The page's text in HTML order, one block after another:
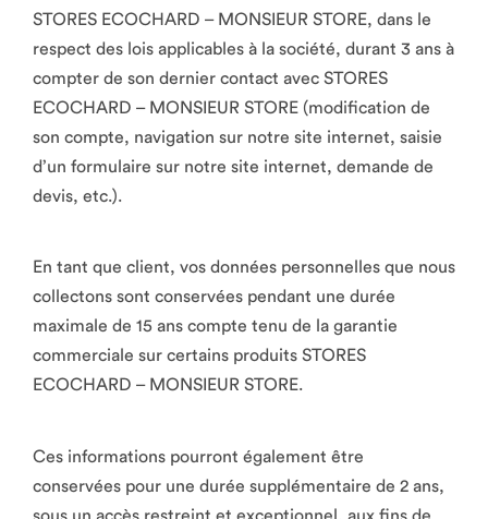
STORES ECOCHARD – MONSIEUR STORE, dans le
respect des lois applicables à la société, durant 3 ans à
compter de son dernier contact avec STORES
ECOCHARD – MONSIEUR STORE (modification de
son compte, navigation sur notre site internet, saisie
d’un formulaire sur notre site internet, demande de
devis, etc.).
En tant que client, vos données personnelles que nous
collectons sont conservées pendant une durée
maximale de 15 ans compte tenu de la garantie
commerciale sur certains produits STORES
ECOCHARD – MONSIEUR STORE.
Ces informations pourront également être
conservées pour une durée supplémentaire de 2 ans,
sous un accès restreint et exceptionnel, aux fins de